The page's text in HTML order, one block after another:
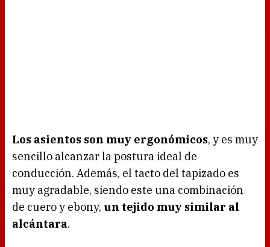
Los asientos son muy ergonómicos, y es muy
sencillo alcanzar la postura ideal de
conducción. Además, el tacto del tapizado es
muy agradable, siendo este una combinación
de cuero y ebony, un tejido muy similar al
alcántara.